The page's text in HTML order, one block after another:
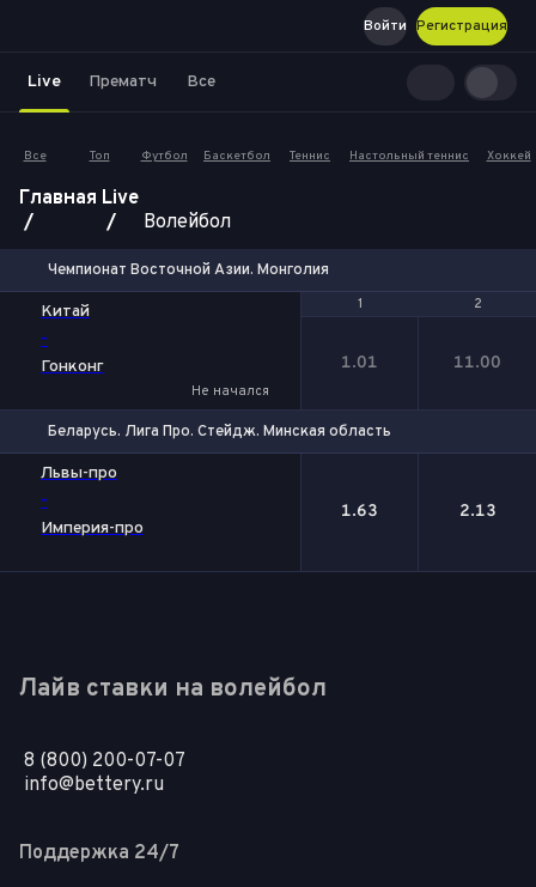
Регистрация
Войти
Live Прематч Все
Все Топ Футбол Баскетбол Теннис Настольный теннис Хоккей
Главная Live
Волейбол
Чемпионат Восточной Азии. Монголия
1 2
Китай
-
Гонконг
Не начался
1 2
1.01 11.00
Беларусь. Лига Про. Стейдж. Минская область
Львы-про
-
Империя-про
1.63 2.13
Лайв ставки на волейбол
8 (800) 200-07-07
info@bettery.ru
Поддержка 24/7